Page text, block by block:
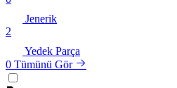
Jenerik
2
Yedek Parça
0 Tümünü Gör